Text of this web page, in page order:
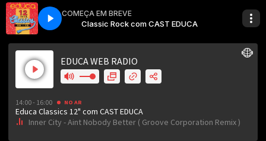
CAST EDUCA Educa Classics 12" com CAST EDUCA
Corporation Remix )Inner City - Aint Nobody Better ( Groove
COMEÇA EM BREVE
EDUCA Classic Rock com CAST EDUCA